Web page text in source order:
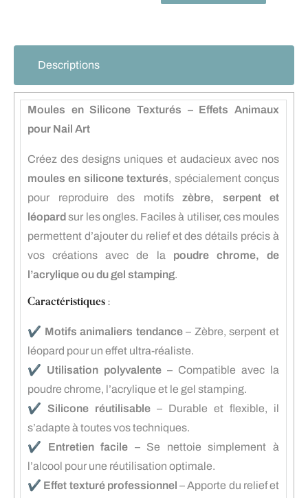
Descriptions
Moules en Silicone Texturés – Effets Animaux
pour Nail Art
Créez des designs uniques et audacieux avec nos
moules en silicone texturés, spécialement conçus
pour reproduire des motifs zèbre, serpent et
léopardsur les ongles. Faciles à utiliser, ces moules
permettent d’ajouter du relief et des détails précis à
vos créations avec de la poudre chrome, de
l’acrylique ou du gel stamping.
Caractéristiques :
✔️ Motifs animaliers tendance– Zèbre, serpent et
léopard pour un effet ultra-réaliste.
✔️ Utilisation polyvalente – Compatible avec la
poudre chrome, l’acrylique et le gel stamping.
✔️ Silicone réutilisable – Durable et flexible, il
s’adapte à toutes vos techniques.
✔️ Entretien facile – Se nettoie simplement à
l’alcool pour une réutilisation optimale.
✔️ Effet texturé professionnel – Apporte du relief et